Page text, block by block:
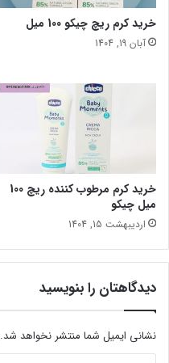
خرید کرم ریچ چیکو 100 میل
آبان 19, 1404
خرید کرم مرطوب کننده ریچ 100
میل چیکو
اردیبهشت 15, 1404
دیدگاهتان را بنویسید
نشانی ایمیل شما منتشر نخواهد شد.